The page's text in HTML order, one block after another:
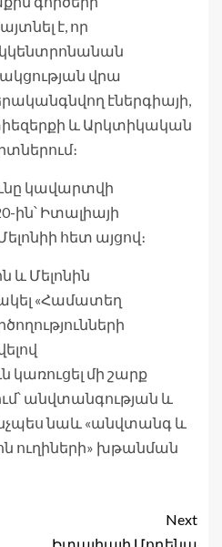
է, որ
կկենտրոնանան
վրա
էներգիայի,
և Արկտիկական
կավարտվի
ին՝ Իտալիայի
հետ այցով։
և Մելոնին
«Համատեղ
կառուցել մի շարք
անվտանգության և
նաև «անվտանգ և
ուղիների» խթանման
Next